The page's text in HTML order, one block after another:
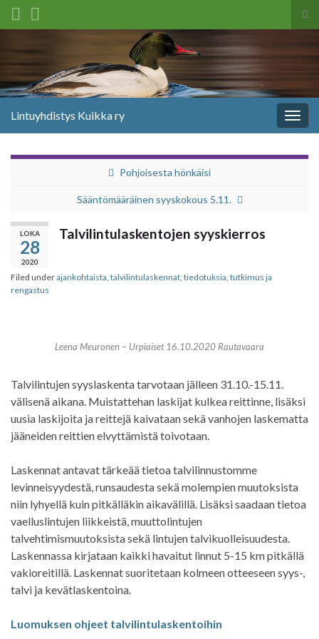
Lintuyhdistys Kuikka ry
Pohjoisesta hönkäisi
Sääntömääräinen syyskokous 5.11.
LOKA
28
2020
Talvilintulaskentojen syyskierros
Filed underajankohtaista talvilintulaskennat tiedotuksia tutkimus ja
rengastus
Leena Meuronen – Urpiaiset 16.10.2020 Rautavaara
Talvilintujen syyslaskenta tarvotaan jälleen 31.10.-15.11.
välisenä aikana. Muistattehan laskijat kulkea reittinne, lisäksi
uusia laskijoita ja reittejä kaivataan sekä vanhojen laskematta
jääneiden reittien elvyttämistä toivotaan.
Laskennat antavat tärkeää tietoa talvilinnustomme
levinneisyydestä, runsaudesta sekä molempien muutoksista
niin lyhyellä kuin pitkälläkin aikavälillä. Lisäksi saadaan tietoa
vaelluslintujen liikkeistä, muuttolintujen
talvehtimismuutoksista sekä lintujen talvikuolleisuudesta.
Laskennassa kirjataan kaikki havaitut linnut 5-15 km pitkällä
vakioreitillä. Laskennat suoritetaan kolmeen otteeseen syys-,
talvi ja kevätlaskentoina.
Luomuksen ohjeet talvilintulaskentoihin